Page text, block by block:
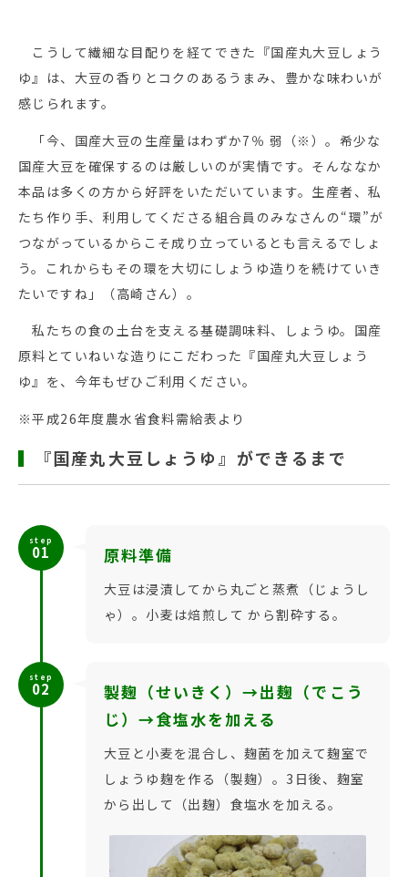
こうして繊細な目配りを経てできた『国産丸大豆しょう
ゆ』は、大豆の香りとコクのあるうまみ、豊かな味わいが
感じられます。
「今、国産大豆の生産量はわずか7％ 弱（※）。希少な
国産大豆を確保するのは厳しいのが実情です。そんななか
本品は多くの方から好評をいただいています。生産者、私
たち作り手、利用してくださる組合員のみなさんの“環”が
つながっているからこそ成り立っているとも言えるでしょ
う。これからもその環を大切にしょうゆ造りを続けていき
たいですね」（高崎さん）。
私たちの食の土台を支える基礎調味料、しょうゆ。国産
原料とていねいな造りにこだわった『国産丸大豆しょう
ゆ』を、今年もぜひご利用ください。
※平成26年度農水省食料需給表より
『国産丸大豆しょうゆ』ができるまで
step
01 原料準備
大豆は浸漬してから丸ごと蒸煮（じょうし
ゃ）。小麦は焙煎して から割砕する。
step
02
製麹（せいきく）→出麹（でこう
じ）→食塩水を加える
大豆と小麦を混合し、麹菌を加えて麹室で
しょうゆ麹を作る（製麹）。3日後、麹室
から出して（出麹）食塩水を加える。